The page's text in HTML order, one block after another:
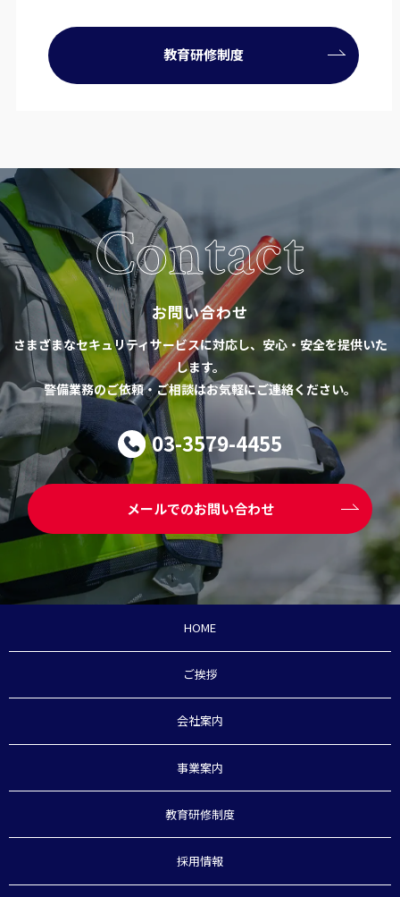
教育研修制度
Contact
お問い合わせ
さまざまなセキュリティサービスに対応し、安心・安全を提供いた
します。
警備業務のご依頼・ご相談はお気軽にご連絡ください。
03-3579-4455
メールでのお問い合わせ
HOME
ご挨拶
会社案内
事業案内
教育研修制度
採用情報